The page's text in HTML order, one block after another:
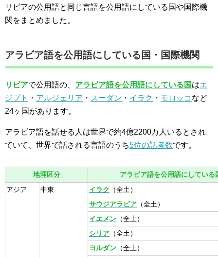
リビアの公用語と同じ言語を公用語にしている国や国際機
関をまとめました。
アラビア語を公用語にしている国・国際機関
リビアで公用語の、 アラビア語を公用語にしている国はエ
ジプト
・ アルジェリア ・ スーダン ・ イラク ・ モロッコ など
24ヶ国があります。
アラビア語を話せる人は世界で約4億2200万人いるとされ
ていて、世界で話される言語のうち5位の話者数です。
地理区分 アラビア語を公用語にしている
アジア 中東 イラク
（全土）
サウジアラビア （全土）
イエメン （全土）
シリア （全土）
ヨルダン （全土）